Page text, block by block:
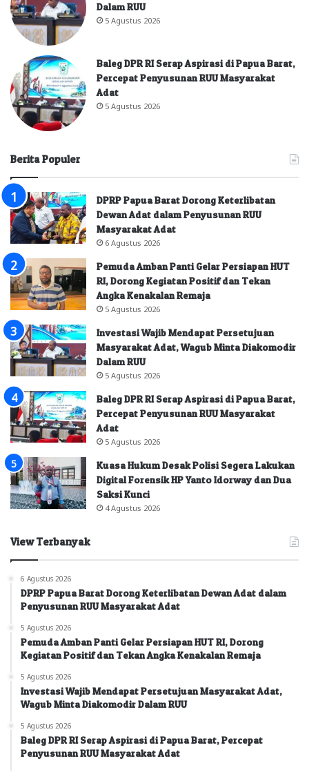
Dalam RUU
5 Agustus 2026
Baleg DPR RI Serap Aspirasi di Papua Barat,
Percepat Penyusunan RUU Masyarakat
Adat
5 Agustus 2026
Berita Populer
DPRP Papua Barat Dorong Keterlibatan
Dewan Adat dalam Penyusunan RUU
Masyarakat Adat
6 Agustus 2026
Pemuda Amban Panti Gelar Persiapan HUT
RI, Dorong Kegiatan Positif dan Tekan
Angka Kenakalan Remaja
5 Agustus 2026
Investasi Wajib Mendapat Persetujuan
Masyarakat Adat, Wagub Minta Diakomodir
Dalam RUU
5 Agustus 2026
Baleg DPR RI Serap Aspirasi di Papua Barat,
Percepat Penyusunan RUU Masyarakat
Adat
5 Agustus 2026
Kuasa Hukum Desak Polisi Segera Lakukan
Digital Forensik HP Yanto Idorway dan Dua
Saksi Kunci
4 Agustus 2026
View Terbanyak
6 Agustus 2026
DPRP Papua Barat Dorong Keterlibatan Dewan Adat dalam
Penyusunan RUU Masyarakat Adat
5 Agustus 2026
Pemuda Amban Panti Gelar Persiapan HUT RI, Dorong
Kegiatan Positif dan Tekan Angka Kenakalan Remaja
5 Agustus 2026
Investasi Wajib Mendapat Persetujuan Masyarakat Adat,
Wagub Minta Diakomodir Dalam RUU
5 Agustus 2026
Baleg DPR RI Serap Aspirasi di Papua Barat, Percepat
Penyusunan RUU Masyarakat Adat